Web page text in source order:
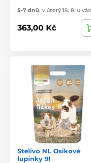
5-7 dnů, v úterý 18. 8. u vás
363,00 Kč
Stelivo NL Osikové
lupínky 9l